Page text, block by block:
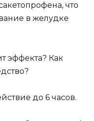
что
в желудке
эффекта? Как
до 6 часов.